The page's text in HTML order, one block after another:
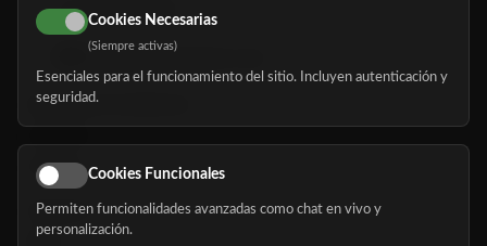
616 113 103
hola@mundomayor.com
Buscador de residencias
Eventos
Nosotros
Cookies Necesarias
(Siempre activas)
Esenciales para el funcionamiento del sitio. Incluyen autenticación y
seguridad.
Cookies Funcionales
Permiten funcionalidades avanzadas como chat en vivo y
personalización.